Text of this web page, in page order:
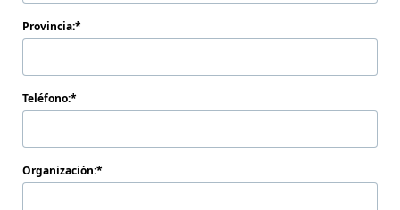
Provincia:
Teléfono:
Organización: